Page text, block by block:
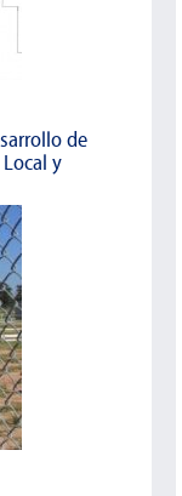
de
y